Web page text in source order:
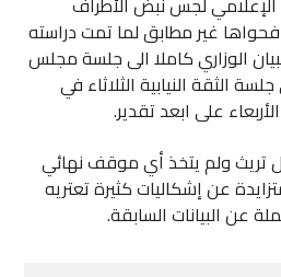
فحواها غير مطابق لما تمت دراسته
الوزاري كاملا الى جلسة مجلس
الثقة النيابية الثلاثاء في
على ابعد تقدير.
تريث ولم يتخذ أي موقف نهائي
عن إشكاليات كثيرة تعتريه
عن البيانات السابقة.